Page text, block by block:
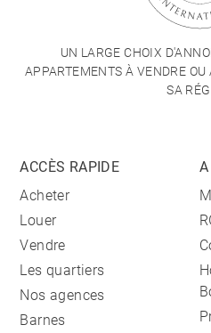
UN LARGE CHOIX
APPARTEMENTS À VENDRE OU
SA
ACCÈS RAPIDE
Acheter
Louer
Vendre
Les quartiers
Nos agences
Barnes